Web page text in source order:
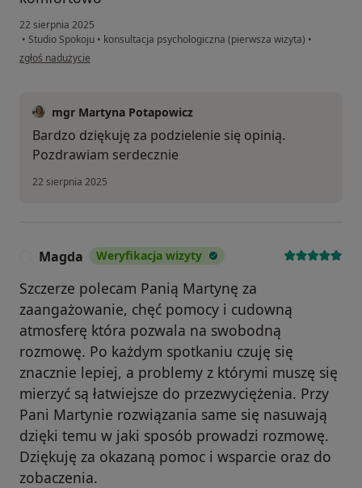
22 sierpnia 2025
• Studio Spokoju • konsultacja psychologiczna (pierwsza wizyta) •
w opinii użytkownika Mateusz
zgłoś nadużycie
mgr Martyna Potapowicz
Bardzo dziękuję za podzielenie się opinią.
Pozdrawiam serdecznie
22 sierpnia 2025
Magda Weryfikacja wizyty
Szczerze polecam Panią Martynę za
zaangażowanie, chęć pomocy i cudowną
atmosferę która pozwala na swobodną
rozmowę. Po każdym spotkaniu czuję się
znacznie lepiej, a problemy z którymi muszę się
mierzyć są łatwiejsze do przezwyciężenia. Przy
Pani Martynie rozwiązania same się nasuwają
dzięki temu w jaki sposób prowadzi rozmowę.
Dziękuję za okazaną pomoc i wsparcie oraz do
zobaczenia.